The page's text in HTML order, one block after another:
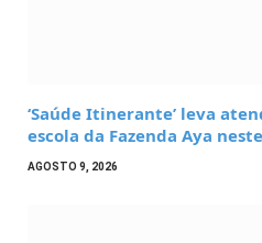
‘Saúde Itinerante’ leva
escola da Fazenda Aya
AGOSTO 9, 2026